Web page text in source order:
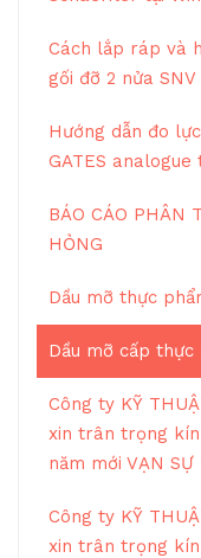
Cách lắp ráp và
gối đỡ 2 nửa SNV
Hướng dẫn đo
GATES
BÁO CÁO PHÂN
HỎNG
Dầu mỡ thực
Dầu mỡ cấp
Công ty KỸ
xin trân trọng
năm mới VẠN SỰ
Công ty KỸ
xin trân trọng